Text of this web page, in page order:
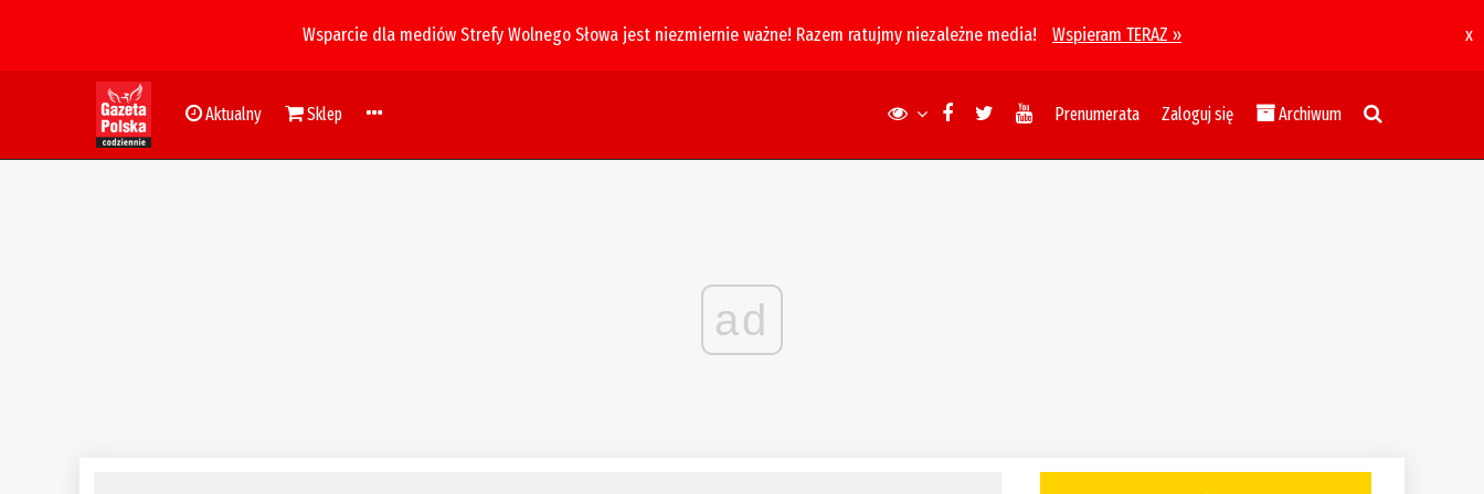
Wsparcie dla mediów Strefy Wolnego Słowa jest niezmiernie ważne! Razem ratujmy niezależne media! Wspieram TERAZ » x
Aktualny Sklep Prenumerata Zaloguj się Archiwum
ad